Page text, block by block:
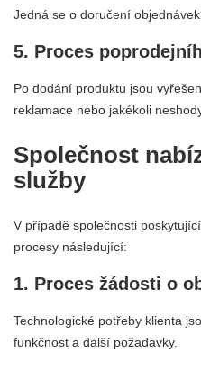
Jedná se o doručení
5. Proces
Po dodání produktu jsou
reklamace nebo jakékoli
Společnost
služby
V případě společnosti
procesy následující:
1. Proces žádosti o
Technologické potřeby klienta
funkčnost a další požadavky.